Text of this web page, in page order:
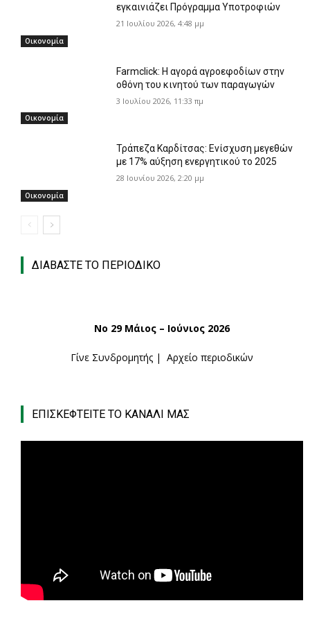
Οικονομία
εγκαινιάζει Πρόγραμμα Υποτροφιών
21 Ιουλίου 2026, 4:48 μμ
Οικονομία
Farmclick: Η αγορά αγροεφοδίων στην
οθόνη του κινητού των παραγωγών
3 Ιουλίου 2026, 11:33 πμ
Οικονομία
Τράπεζα Καρδίτσας: Ενίσχυση μεγεθών
με 17% αύξηση ενεργητικού το 2025
28 Ιουνίου 2026, 2:20 μμ
ΔΙΑΒΑΣΤΕ ΤΟ ΠΕΡΙΟΔΙΚΟ
Νο 29 Μάιος – Ιούνιος 2026
Γίνε Συνδρομητής | Αρχείο περιοδικών
ΕΠΙΣΚΕΦΤΕΙΤΕ ΤΟ ΚΑΝΑΛΙ ΜΑΣ